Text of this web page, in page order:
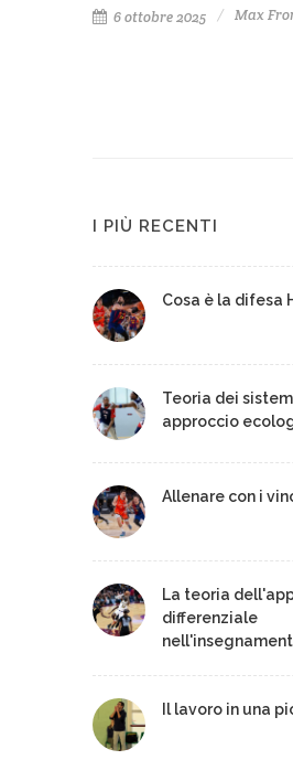
6 ottobre 2025 Max
I PIÙ RECENTI
Cosa è la difesa
Teoria dei
approccio
Allenare con i
La teoria
differenziale
Il lavoro in una